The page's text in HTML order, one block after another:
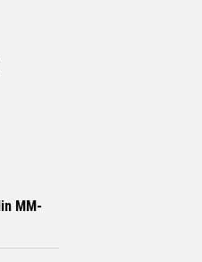
MM-